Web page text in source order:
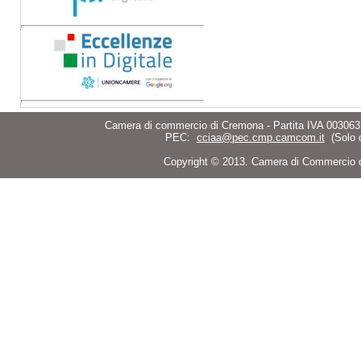
Camera di commercio di Cremona - Partita IVA
PEC: cciaa@pec.cmp.camcom.it (Solo
Copyright © 2013. Camera di